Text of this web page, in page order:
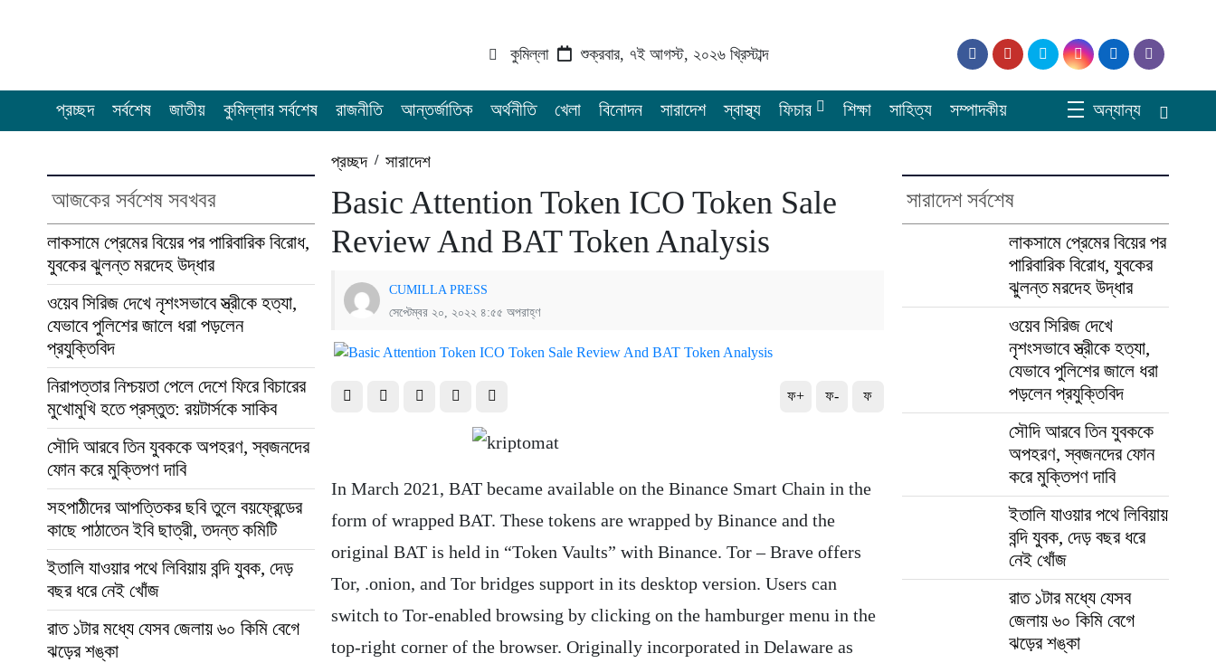
কুমিল্লা শুক্রবার, ৭ই আগস্ট, ২০২৬ খ্রিস্টাব্দ
প্রচ্ছদ সর্বশেষ জাতীয় কুমিল্লার সর্বশেষ রাজনীতি আন্তর্জাতিক অর্থনীতি খেলা বিনোদন সারাদেশ স্বাস্থ্য ফিচার শিক্ষা সাহিত্য সম্পাদকীয় অন্যান্য
আজকের সর্বশেষ সবখবর
লাকসামে প্রেমের বিয়ের পর পারিবারিক বিরোধ,
যুবকের ঝুলন্ত মরদেহ উদ্ধার
ওয়েব সিরিজ দেখে নৃশংসভাবে স্ত্রীকে হত্যা,
যেভাবে পুলিশের জালে ধরা পড়লেন
প্রযুক্তিবিদ
নিরাপত্তার নিশ্চয়তা পেলে দেশে ফিরে বিচারের
মুখোমুখি হতে প্রস্তুত: রয়টার্সকে সাকিব
সৌদি আরবে তিন যুবককে অপহরণ, স্বজনদের
ফোন করে মুক্তিপণ দাবি
সহপাঠীদের আপত্তিকর ছবি তুলে বয়ফ্রেন্ডের
কাছে পাঠাতেন ইবি ছাত্রী, তদন্ত কমিটি
ইতালি যাওয়ার পথে লিবিয়ায় বন্দি যুবক, দেড়
বছর ধরে নেই খোঁজ
রাত ১টার মধ্যে যেসব জেলায় ৬০ কিমি বেগে
ঝড়ের শঙ্কা
প্রচ্ছদ/সারাদেশ
Basic Attention Token ICO Token Sale
Review And BAT Token Analysis
CUMILLA PRESS
সেপ্টেম্বর ২০, ২০২২ ৪:৫৫ অপরাহ্ণ
ফ+ ফ- ফ
In March 2021, BAT became available on the Binance Smart Chain in the
form of wrapped BAT. These tokens are wrapped by Binance and the
original BAT is held in “Token Vaults” with Binance. Tor – Brave offers
Tor, .onion, and Tor bridges support in its desktop version. Users can
switch to Tor-enabled browsing by clicking on the hamburger menu in the
top-right corner of the browser. Originally incorporated in Delaware as
সারাদেশ সর্বশেষ
লাকসামে প্রেমের বিয়ের পর
পারিবারিক বিরোধ, যুবকের
ঝুলন্ত মরদেহ উদ্ধার
ওয়েব সিরিজ দেখে
নৃশংসভাবে স্ত্রীকে হত্যা,
যেভাবে পুলিশের জালে ধরা
পড়লেন প্রযুক্তিবিদ
সৌদি আরবে তিন যুবককে
অপহরণ, স্বজনদের ফোন
করে মুক্তিপণ দাবি
ইতালি যাওয়ার পথে লিবিয়ায়
বন্দি যুবক, দেড় বছর ধরে
নেই খোঁজ
রাত ১টার মধ্যে যেসব
জেলায় ৬০ কিমি বেগে
ঝড়ের শঙ্কা